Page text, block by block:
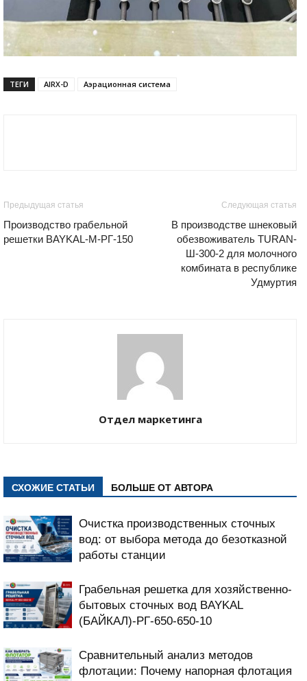
ТЕГИ AIRX-D Аэрационная система
Предыдущая статья
Производство грабельной
решетки BAYKAL-M-РГ-150
Следующая статья
В производстве шнековый
обезвоживатель TURAN-
Ш-300-2 для молочного
комбината в республике
Удмуртия
Отдел маркетинга
СХОЖИЕ СТАТЬИ БОЛЬШЕ ОТ АВТОРА
Очистка производственных сточных
вод: от выбора метода до безотказной
работы станции
Грабельная решетка для хозяйственно-
бытовых сточных вод BAYKAL
(БАЙКАЛ)-РГ-650-650-10
Сравнительный анализ методов
флотации: Почему напорная флотация